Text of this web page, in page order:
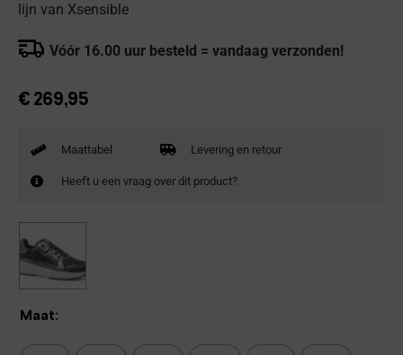
lijn van Xsensible
Vóór 16.00 uur besteld = vandaag verzonden!
€ 269,95
Maattabel Levering en retour
Heeft u een vraag over dit product?
Maat: